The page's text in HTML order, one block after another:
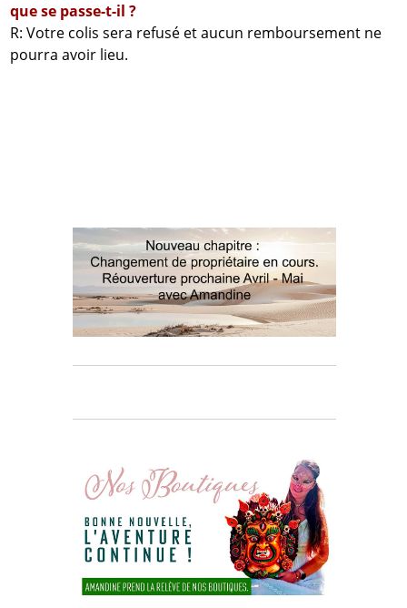
que se passe-t-il ?
R: Votre colis sera refusé et aucun remboursement ne
pourra avoir lieu.